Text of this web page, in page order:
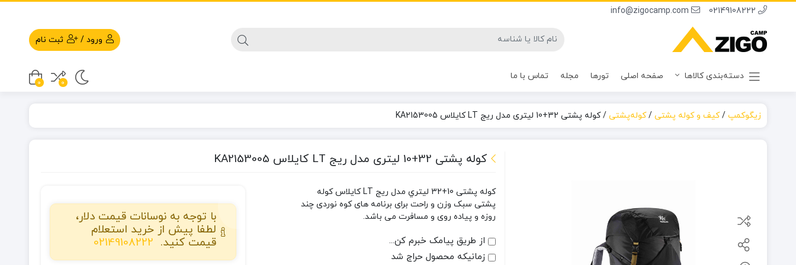
02149108222
info@zigocamp.com
ورود / ثبت نام
دسته‌بندی کالاها صفحه اصلی تورها مجله تماس با ما
0
0
زیگوکمپ/کیف و کوله پشتی/کوله‌پشتی/کوله پشتی 32+10 لیتری مدل ریج LT کایلاس KA2153005
کوله پشتی 32+10 لیتری مدل ریج LT کایلاس KA2153005
کوله پشتی 10+32 لیتري مدل ریج LT کایلاس کوله
پشتی سبک وزن و راحت برای برنامه های کوه نوردی چند
روزه و پیاده روی و مسافرت می باشد.
از طریق پیامک خبرم کن...
زمانیکه محصول حراج شد
با توجه به نوسانات قیمت دلار،
لطفا پیش از خرید استعلام
قیمت کنید. 02149108222